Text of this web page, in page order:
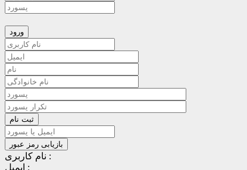
نام کاربری :
ایمیل :